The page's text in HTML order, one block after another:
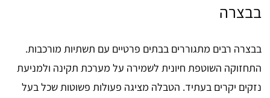
בבצרה
בבצרה רבים מתגוררים בבתים פרטיים עם תשתיות מורכבות.
התחזוקה השוטפת חיונית לשמירה על מערכת תקינה ולמניעת
נזקים יקרים בעתיד. הטבלה מציגה פעולות פשוטות שכל בעל